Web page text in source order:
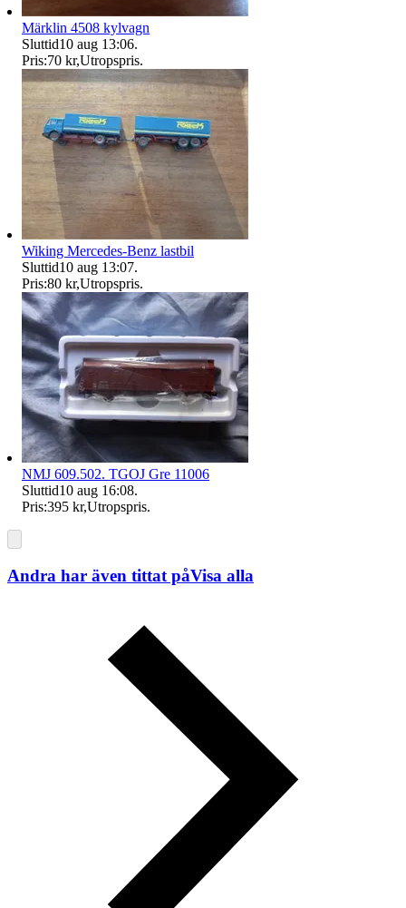
Märklin 4508 kylvagn
Sluttid10 aug 13:06.
Pris:70 kr,Utropspris.
Wiking Mercedes-Benz lastbil
Sluttid10 aug 13:07.
Pris:80 kr,Utropspris.
NMJ 609.502. TGOJ Gre 11006
Sluttid10 aug 16:08.
Pris:395 kr,Utropspris.
Andra har även tittat påVisa alla